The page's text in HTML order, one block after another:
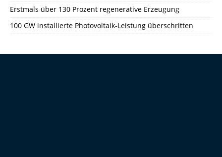
Erstmals über 130 Prozent regenerative Erzeugung
100 GW installierte Photovoltaik-Leistung überschritten